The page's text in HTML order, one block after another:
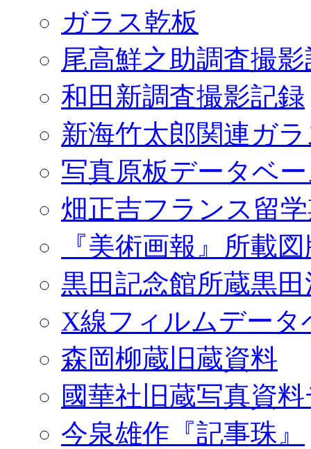
ガラス乾板
尾高鮮之助調査撮
和田新調査撮影記録
新海竹太郎関連ガ
写真原板データベ
畑正吉フランス留
『美術画報』所載
黒田記念館所蔵黒
X線フィルムデータ
森岡柳蔵旧蔵資料
國華社旧蔵写真資
今泉雄作『記事珠』